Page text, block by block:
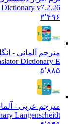
Dictionary v7.2.26
مترجم آلمانی - انگلیسی
Translator Dictionary E
مترجم عربی - آلمانی برای
Dictionary Langenscheidt